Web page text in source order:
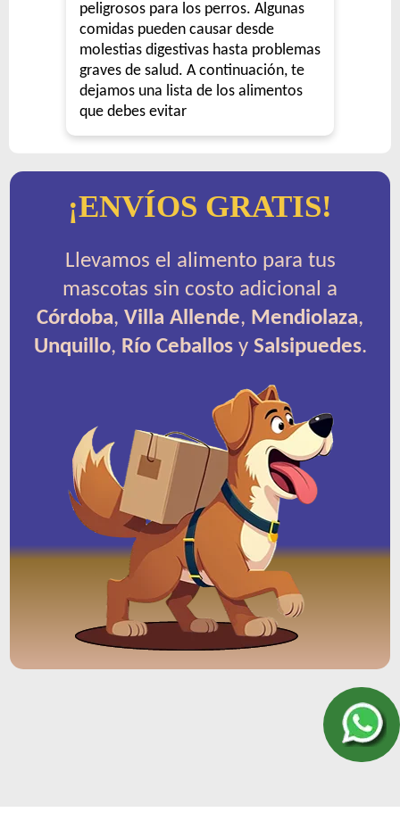
peligrosos para los perros. Algunas
comidas pueden causar desde
molestias digestivas hasta problemas
graves de salud. A continuación, te
dejamos una lista de los alimentos
que debes evitar
¡ENVÍOS GRATIS!
Llevamos el alimento para tus
mascotas sin costo adicional a
Córdoba, Villa Allende, Mendiolaza,
Unquillo, Río Ceballosy Salsipuedes.